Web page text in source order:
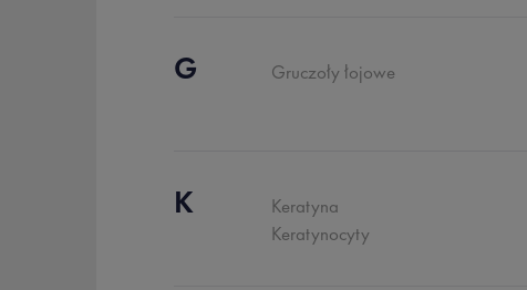
G Gruczoły łojowe
K
Keratyna
Keratynocyty